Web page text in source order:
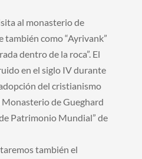
al monasterio de
también como “Ayrivank”
dentro de la roca”. El
en el siglo IV durante
del cristianismo
de Gueghard
Patrimonio Mundial” de
también el